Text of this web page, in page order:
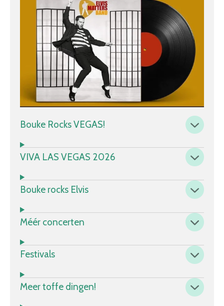
Bouke Rocks VEGAS!
VIVA LAS VEGAS 2026
Bouke rocks Elvis
Méér concerten
Festivals
Meer toffe dingen!